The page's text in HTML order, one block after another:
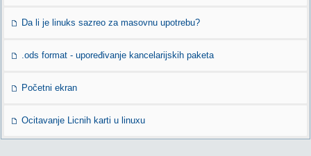
Da li je linuks sazreo za masovnu upotrebu?
.ods format - upoređivanje kancelarijskih paketa
Početni ekran
Ocitavanje Licnih karti u linuxu